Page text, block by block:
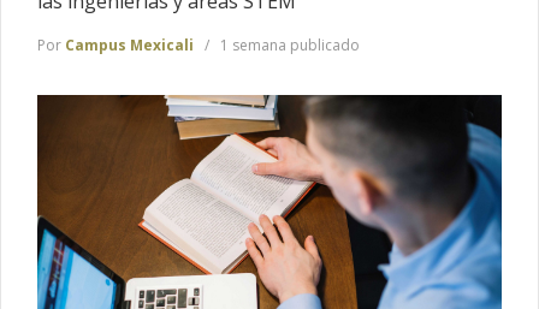
Por Campus Mexicali 1 semana publicado